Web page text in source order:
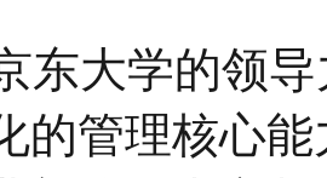
东大学的领
的管理核心